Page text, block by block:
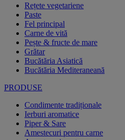
Rețete vegetariene
Paste
Fel principal
Carne de vită
Pește & fructe de mare
Grătar
Bucătăria Asiatică
Bucătăria Mediteraneană
PRODUSE
Condimente tradiționale
Ierburi aromatice
Piper & Sare
Amestecuri pentru carne